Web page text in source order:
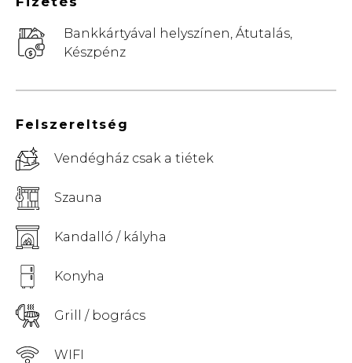
Felszereltség
Vendégház csak a tiétek
Szauna
Kandalló / kályha
Konyha
Grill / bogrács
WIFI
Bankkártyával helyszínen, Átutalás,
Készpénz